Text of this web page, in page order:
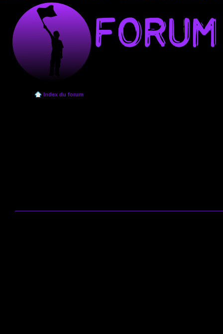
Index du forum